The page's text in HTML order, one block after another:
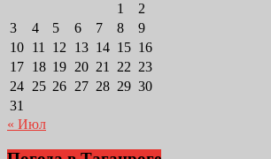
1
2
3
4 5 6 7 8
9
10 11 12 13 14 15 16
17 18 19 20 21 22 23
24 25 26 27 28 29 30
31
« Июл